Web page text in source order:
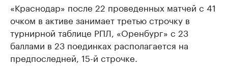
«Краснодар» после 22 проведенных матчей с 41
очком в активе занимает третью строчку в
турнирной таблице РПЛ, «Оренбург» с 23
баллами в 23 поединках располагается на
предпоследней, 15-й строчке.